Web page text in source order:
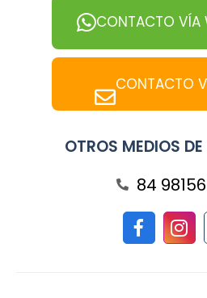
CONTACTO VÍA
CONTACTO
OTROS MEDIOS
84